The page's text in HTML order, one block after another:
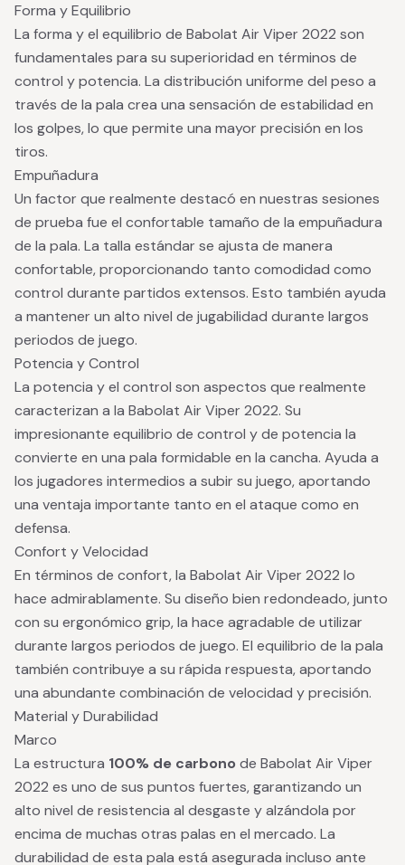
Forma y Equilibrio
La forma y el equilibrio de Babolat Air Viper 2022 son
fundamentales para su superioridad en términos de
control y potencia. La distribución uniforme del peso a
través de la pala crea una sensación de estabilidad en
los golpes, lo que permite una mayor precisión en los
tiros.
Empuñadura
Un factor que realmente destacó en nuestras sesiones
de prueba fue el confortable tamaño de la empuñadura
de la pala. La talla estándar se ajusta de manera
confortable, proporcionando tanto comodidad como
control durante partidos extensos. Esto también ayuda
a mantener un alto nivel de jugabilidad durante largos
periodos de juego.
Potencia y Control
La potencia y el control son aspectos que realmente
caracterizan a la Babolat Air Viper 2022. Su
impresionante equilibrio de control y de potencia la
convierte en una pala formidable en la cancha. Ayuda a
los jugadores intermedios a subir su juego, aportando
una ventaja importante tanto en el ataque como en
defensa.
Confort y Velocidad
En términos de confort, la Babolat Air Viper 2022 lo
hace admirablamente. Su diseño bien redondeado, junto
con su ergonómico grip, la hace agradable de utilizar
durante largos periodos de juego. El equilibrio de la pala
también contribuye a su rápida respuesta, aportando
una abundante combinación de velocidad y precisión.
Material y Durabilidad
Marco
La estructura 100% de carbono de Babolat Air Viper
2022 es uno de sus puntos fuertes, garantizando un
alto nivel de resistencia al desgaste y alzándola por
encima de muchas otras palas en el mercado. La
durabilidad de esta pala está asegurada incluso ante